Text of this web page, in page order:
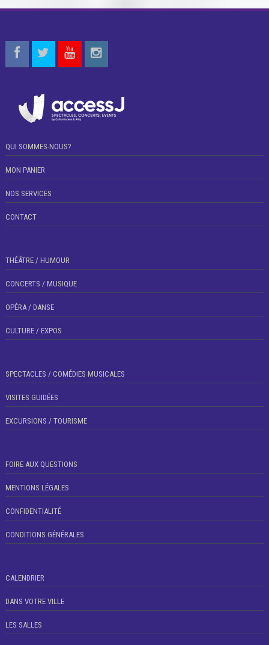
QUI SOMMES-NOUS?
MON PANIER
NOS SERVICES
CONTACT
THÉÂTRE / HUMOUR
CONCERTS / MUSIQUE
OPÉRA / DANSE
CULTURE / EXPOS
SPECTACLES / COMÉDIES MUSICALES
VISITES GUIDÉES
EXCURSIONS / TOURISME
FOIRE AUX QUESTIONS
MENTIONS LÉGALES
CONFIDENTIALITÉ
CONDITIONS GÉNÉRALES
CALENDRIER
DANS VOTRE VILLE
LES SALLES